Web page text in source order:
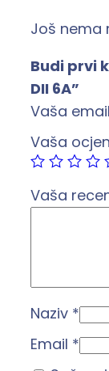
Još nema
Budi prvi
DII 6A”
Vaša
Vaša
Vaša
Naziv *
Email *